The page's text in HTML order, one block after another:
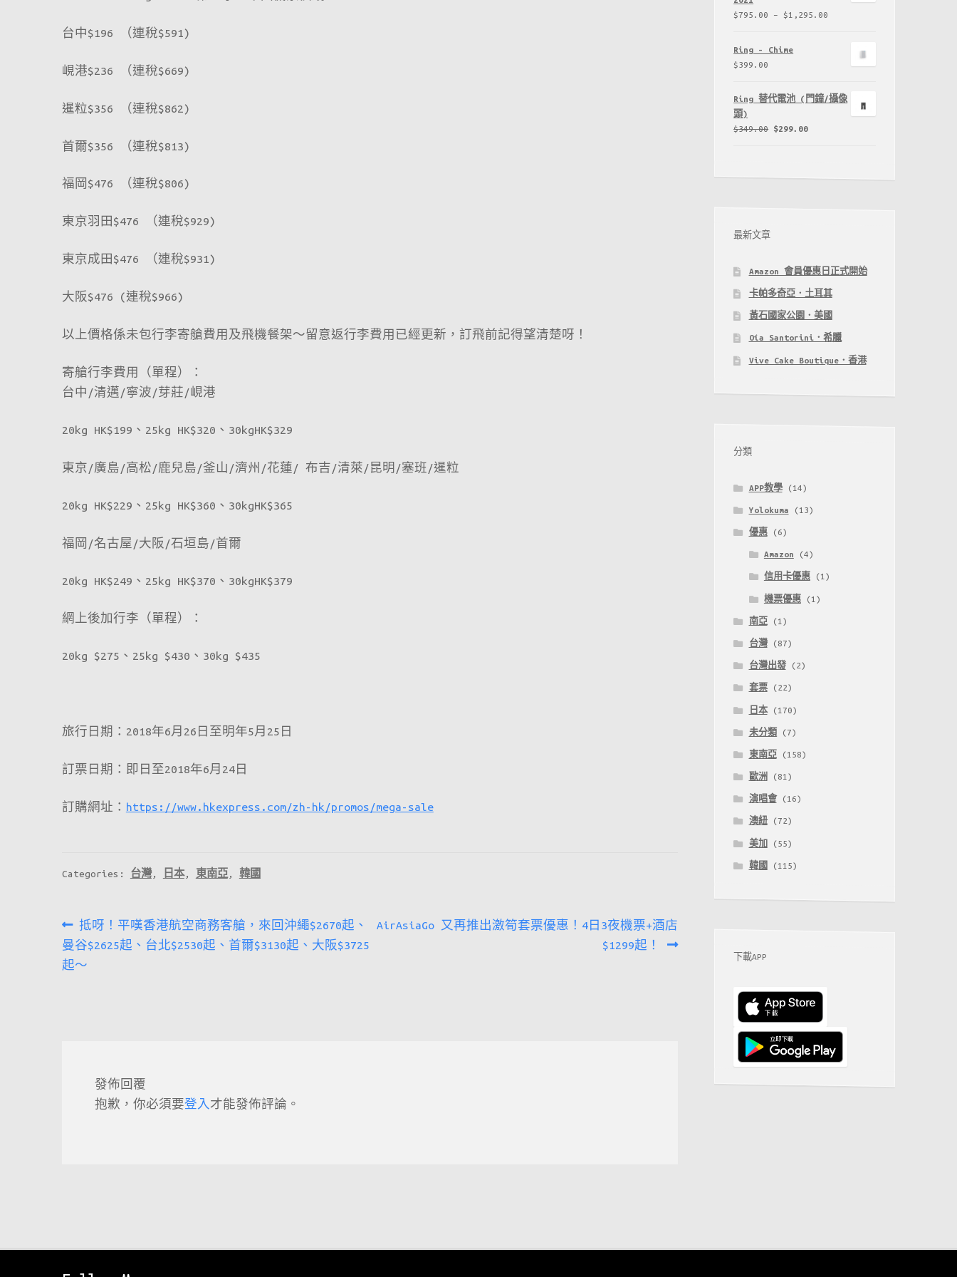
台中$196 （連稅$591)
峴港$236 （連稅$669)
暹粒$356 （連稅$862)
首爾$356 （連稅$813)
福岡$476 （連稅$806)
東京羽田$476 （連稅$929)
東京成田$476 （連稅$931)
大阪$476 (連稅$966)
以上價格係未包行李寄艙費用及飛機餐架～留意返行李費用已經更新，訂飛前記得望清楚呀！
寄艙行李費用（單程）：
台中/清邁/寧波/芽莊/峴港
20kg HK$199、25kg HK$320、30kgHK$329
東京/廣島/高松/鹿兒島/釜山/濟州/花蓮/ 布吉/清萊/昆明/塞班/暹粒
20kg HK$229、25kg HK$360、30kgHK$365
福岡/名古屋/大阪/石垣島/首爾
20kg HK$249、25kg HK$370、30kgHK$379
網上後加行李（單程）：
20kg $275、25kg $430、30kg $435
旅行日期：2018年6月26日至明年5月25日
訂票日期：即日至2018年6月24日
訂購網址： https://www.hkexpress.com/zh-hk/promos/mega-sale
Categories: 台灣, 日本, 東南亞, 韓國
文
章
導
Previous
post:
抵呀！平嘆香港航空商務客艙，來回沖繩$2670起、
曼谷$2625起、台北$2530起、首爾$3130起、大阪$3725
起～
Next
AirAsiaGo 又再推出激筍套票優惠！4日3夜機票+酒店
$1299起！
發佈回覆
抱歉，你必須要登入 才能發佈評論。
$795.00 – $1,295.00
Ring - Chime
$399.00
Ring 替代電池 (門鐘/攝像
頭)
$349.00 $299.00
最新文章
Amazon 會員優惠日正式開始
卡帕多奇亞．土耳其
黃石國家公園．美國
Oía Santorini．希臘
Vive Cake Boutique．香港
分類
APP教學(14)
Yolokuma (13)
優惠(6)
Amazon (4)
信用卡優惠(1)
機票優惠(1)
南亞 (1)
台灣(87)
台灣出發(2)
套票(22)
日本(170)
未分類(7)
東南亞 (158)
歐洲 (81)
演唱會(16)
澳紐(72)
美加 (55)
韓國 (115)
下載APP